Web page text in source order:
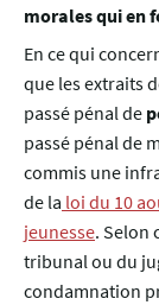
morales qui en
En ce qui
que les extraits
passé pénal de
passé pénal de
commis une
de la loi du 10
jeunesse. Selon
tribunal ou du
condamnation